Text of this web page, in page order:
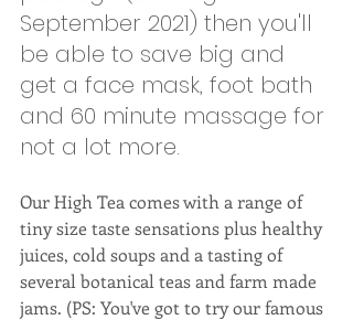
September 2021) then you'll
be able to save big and
get a face mask, foot bath
and 60 minute massage for
not a lot more.
Our High Tea comes with a range of
tiny size taste sensations plus healthy
juices, cold soups and a tasting of
several botanical teas and farm made
jams. (PS: You've got to try our famous